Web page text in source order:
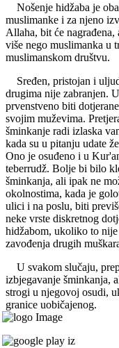
Nošenje hidžaba je
muslimanke i za njeno
Allaha, bit će nagrađena,
više nego muslimanka u
muslimanskom društvu.
Sređen, pristojan i
drugima nije zabranjen.
prvenstveno biti
svojim muževima.
šminkanje radi izlaska
kada su u pitanju udate
Ono je osuđeno i u
teberrudž. Bolje bi bilo
šminkanja, ali ipak ne
okolnostima, kada je
ulici i na poslu, biti
neke vrste diskretnog
hidžabom, ukoliko to nije
zavođenja drugih
U svakom slučaju,
izbjegavanje šminkanja,
strogi u njegovoj osudi,
granice uobičajenog.